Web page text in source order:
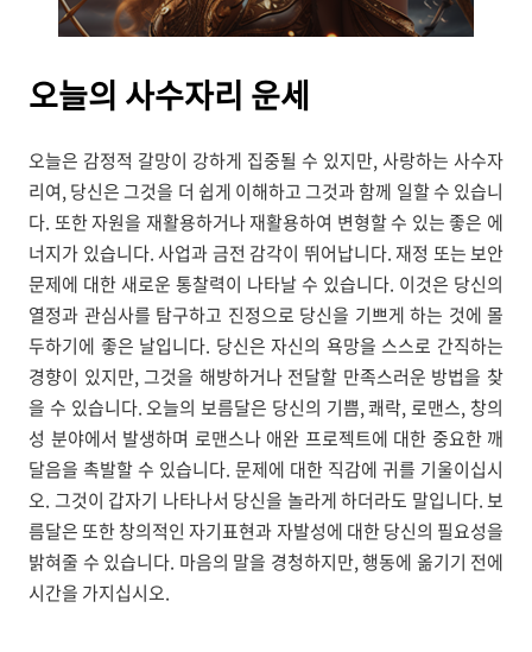
오늘의 사수자리 운세
오늘은 감정적 갈망이 강하게 집중될 수 있지만, 사랑하는 사수자
리여, 당신은 그것을 더 쉽게 이해하고 그것과 함께 일할 수 있습니
다. 또한 자원을 재활용하거나 재활용하여 변형할 수 있는 좋은 에
너지가 있습니다. 사업과 금전 감각이 뛰어납니다. 재정 또는 보안
문제에 대한 새로운 통찰력이 나타날 수 있습니다. 이것은 당신의
열정과 관심사를 탐구하고 진정으로 당신을 기쁘게 하는 것에 몰
두하기에 좋은 날입니다. 당신은 자신의 욕망을 스스로 간직하는
경향이 있지만, 그것을 해방하거나 전달할 만족스러운 방법을 찾
을 수 있습니다. 오늘의 보름달은 당신의 기쁨, 쾌락, 로맨스, 창의
성 분야에서 발생하며 로맨스나 애완 프로젝트에 대한 중요한 깨
달음을 촉발할 수 있습니다. 문제에 대한 직감에 귀를 기울이십시
오. 그것이 갑자기 나타나서 당신을 놀라게 하더라도 말입니다. 보
름달은 또한 창의적인 자기표현과 자발성에 대한 당신의 필요성을
밝혀줄 수 있습니다. 마음의 말을 경청하지만, 행동에 옮기기 전에
시간을 가지십시오.